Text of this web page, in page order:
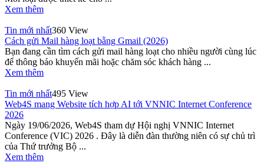
Xem thêm
Tin mới nhất360 View
Cách gửi Mail hàng loạt bằng Gmail (2026)
Bạn đang cần tìm cách gửi mail hàng loạt cho nhiều người cùng lúc
để thông báo khuyến mãi hoặc chăm sóc khách hàng ...
Xem thêm
Tin mới nhất495 View
Web4S mang Website tích hợp AI tới VNNIC Internet Conference
2026
Ngày 19/06/2026, Web4S tham dự Hội nghị VNNIC Internet
Conference (VIC) 2026 . Đây là diễn đàn thường niên có sự chủ trì
của Thứ trưởng Bộ ...
Xem thêm